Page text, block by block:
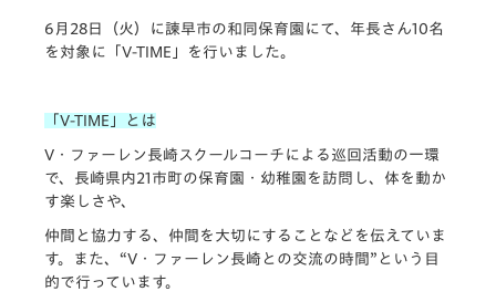
6月28日（火）に諫早市の和同保育園にて、年長さん10名
を対象に「V-TIME」を行いました。
「V-TIME」とは
V・ファーレン長崎スクールコーチによる巡回活動の一環
で、長崎県内21市町の保育園・幼稚園を訪問し、体を動か
す楽しさや、
仲間と協力する、仲間を大切にすることなどを伝えていま
す。また、“V・ファーレン長崎との交流の時間”という目
的で行っています。